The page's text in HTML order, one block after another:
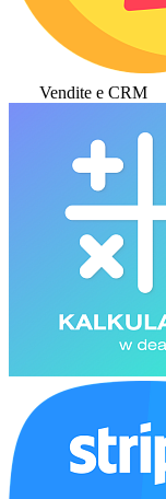
Vendite e CRM